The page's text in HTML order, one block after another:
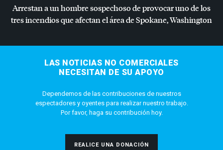
Arrestan a un hombre sospechoso de provocar uno de los
tres incendios que afectan el área de Spokane, Washington
LAS NOTICIAS NO COMERCIALES
NECESITAN DE SU APOYO
Dependemos de las contribuciones de nuestros
espectadores y oyentes para realizar nuestro trabajo.
Por favor, haga su contribución hoy.
REALICE UNA DONACIÓN